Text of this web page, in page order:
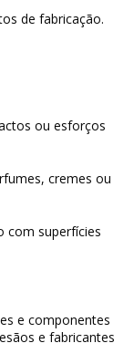
de fabricação.
ou esforços
cremes ou
com superfícies
e componentes
e fabricantes